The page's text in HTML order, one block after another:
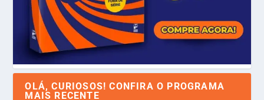
OLÁ, CURIOSOS! CONFIRA O PROGRAMA
MAIS RECENTE